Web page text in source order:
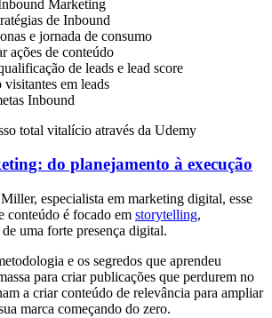
Marketing
de Inbound
e jornada de consumo
ações de conteúdo
de leads e lead score
em leads
Inbound
total vitalício através da Udemy
do planejamento à execução
especialista em marketing digital, esse
conteúdo é focado em storytelling,
uma forte presença digital.
e os segredos que aprendeu
para criar publicações que perdurem no
a criar conteúdo de relevância para ampliar
marca começando do zero.